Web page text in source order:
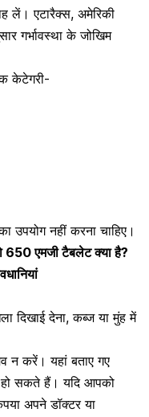
लें। एटारैक्स, अमेरिकी
गर्भावस्था के जोखिम
केटेगरी-
उपयोग नहीं करना चाहिए ।
एमजी टैबलेट क्या है?
दिखाई देना, कब्ज या मुंह में
न करें। यहां बताए गए
सकते हैं। यदि आपको
अपने डॉक्टर या